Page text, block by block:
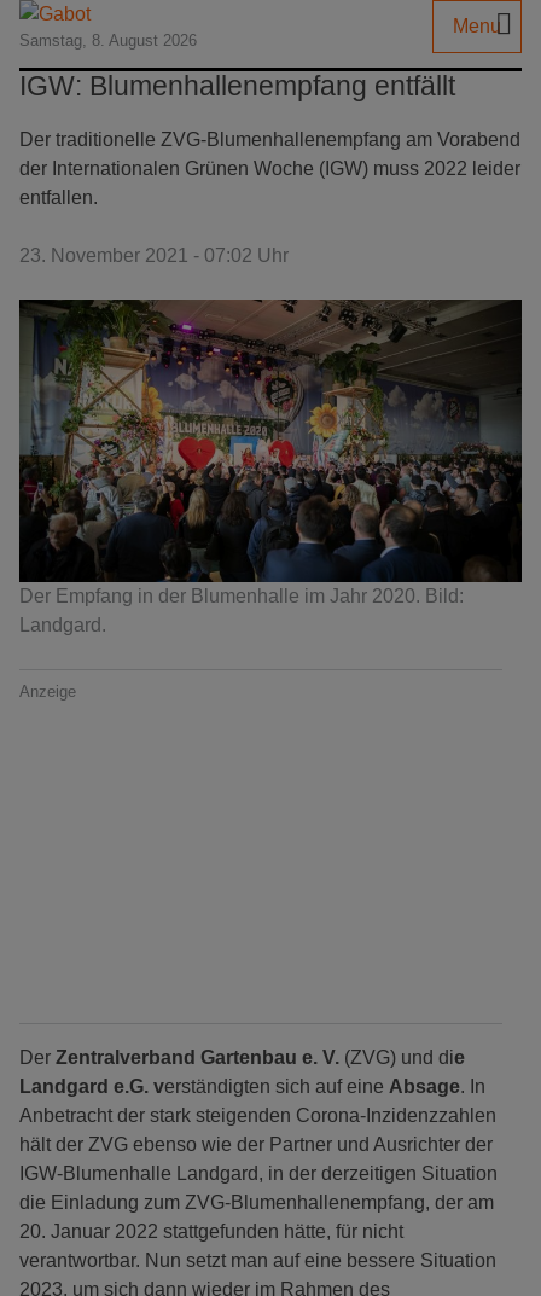
Samstag, 8. August 2026
Menu
IGW: Blumenhallenempfang entfällt
Der traditionelle ZVG-Blumenhallenempfang am Vorabend
der Internationalen Grünen Woche (IGW) muss 2022 leider
entfallen.
23. November 2021 - 07:02 Uhr
Der Empfang in der Blumenhalle im Jahr 2020. Bild:
Landgard.
Anzeige
Der Zentralverband Gartenbau e. V. (ZVG) und die
Landgard e.G. verständigten sich auf eine Absage. In
Anbetracht der stark steigenden Corona-Inzidenzzahlen
hält der ZVG ebenso wie der Partner und Ausrichter der
IGW-Blumenhalle Landgard, in der derzeitigen Situation
die Einladung zum ZVG-Blumenhallenempfang, der am
20. Januar 2022 stattgefunden hätte, für nicht
verantwortbar. Nun setzt man auf eine bessere Situation
2023, um sich dann wieder im Rahmen des